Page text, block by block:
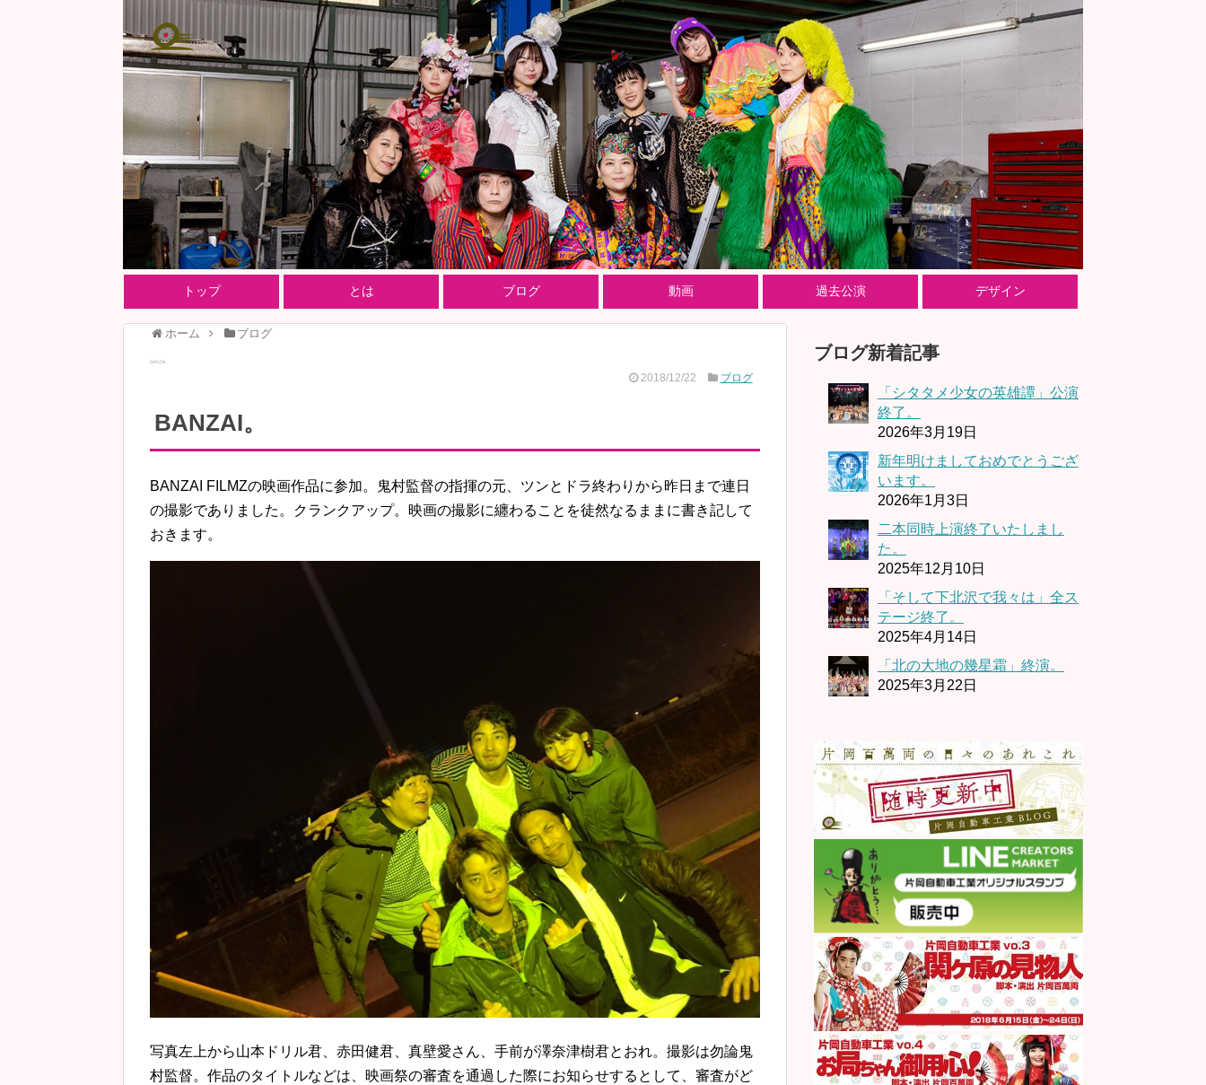
トップ とは ブログ 動画 過去公演 デザイン
ホーム ブログ
BANZAI。
2018/12/22 ブログ
BANZAI。
BANZAI FILMZの映画作品に参加。鬼村監督の指揮の元、ツンとドラ終わりから昨日まで連日
の撮影でありました。クランクアップ。映画の撮影に纏わることを徒然なるままに書き記して
おきます。
写真左上から山本ドリル君、赤田健君、真壁愛さん、手前が澤奈津樹君とおれ。撮影は勿論鬼
村監督。作品のタイトルなどは、映画祭の審査を通過した際にお知らせするとして、審査がど
ブログ新着記事
「シタタメ少女の英雄譚」公演
終了。
2026年3月19日
新年明けましておめでとうござ
います。
2026年1月3日
二本同時上演終了いたしまし
た。
2025年12月10日
「そして下北沢で我々は」全ス
テージ終了。
2025年4月14日
「北の大地の幾星霜」終演。
2025年3月22日